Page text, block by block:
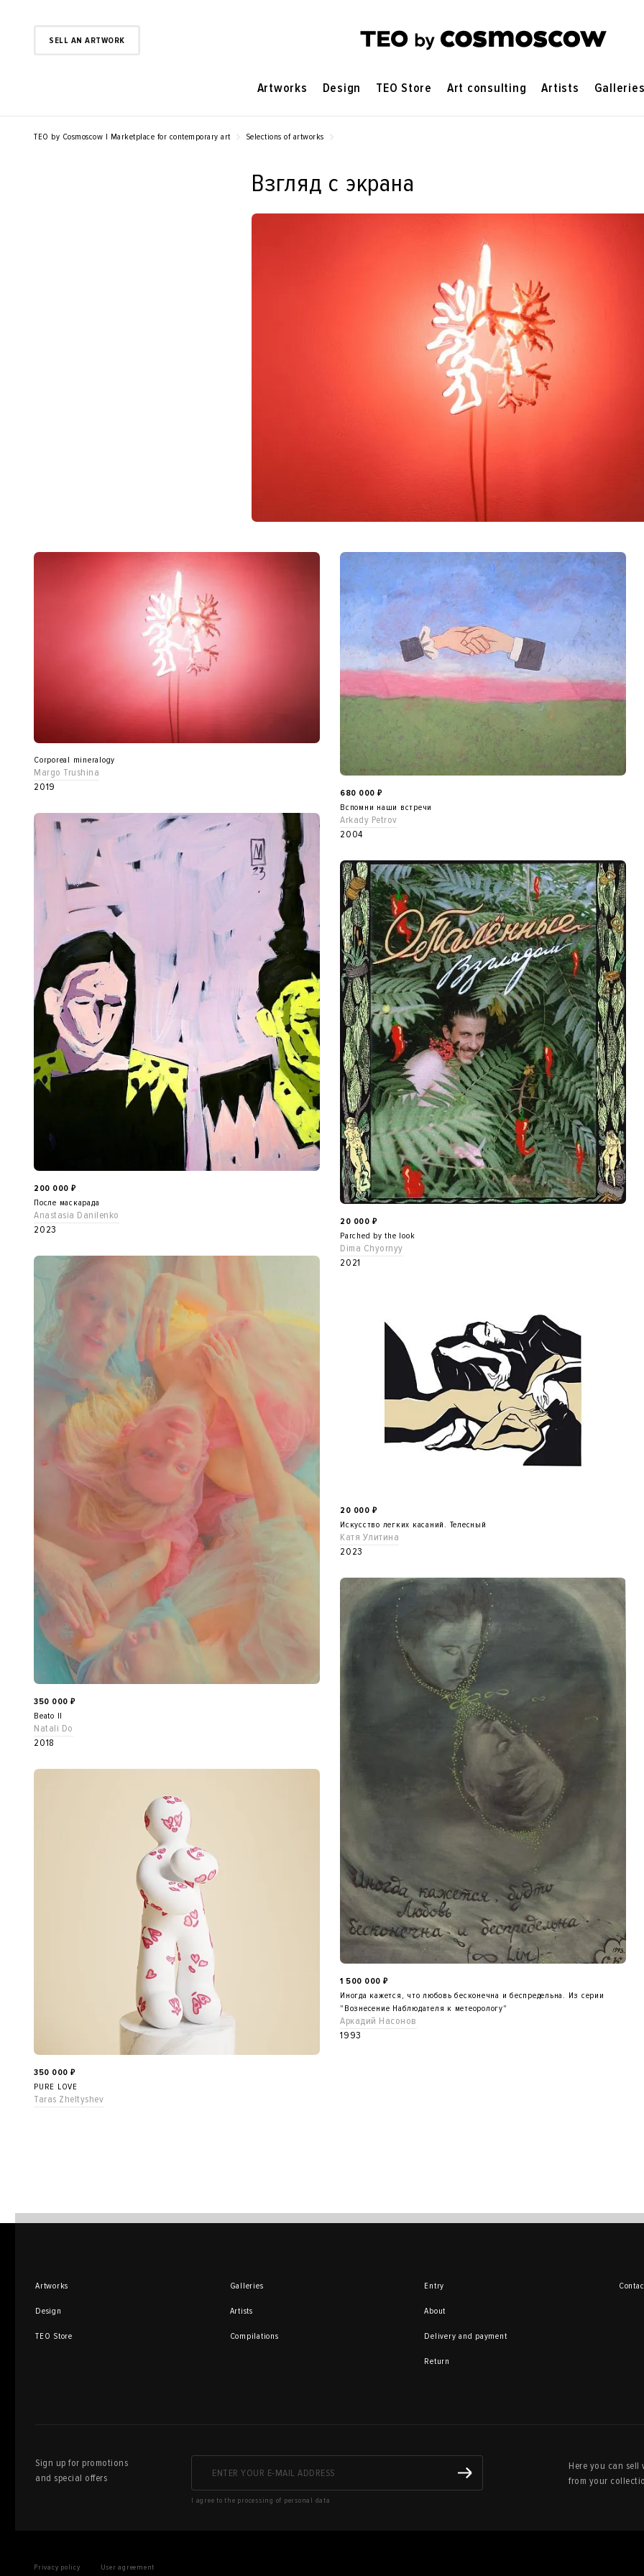
SELL AN ARTWORK
Artworks Design TEO Store Art consulting Artists
TEO by Cosmoscow | Marketplace for contemporary art Selections of artworks
Взгляд с экрана
Corporeal mineralogy
Margo Trushina
2019
200 000 ₽
После маскарада
Anastasia Danilenko
2023
350 000 ₽
Beato II
Natali Do
2018
350 000 ₽
PURE LOVE
Taras Zheltyshev
680 000 ₽
Вспомни наши встречи
Arkady Petrov
2004
20 000 ₽
Parched by the look
Dima Chyornyy
2021
20 000 ₽
Искусство легких касаний. Телесный
Катя Улитина
2023
1 500 000 ₽
Иногда кажется, что любовь бесконечна и беспредельна. Из серии
"Вознесение Наблюдателя к метеорологу"
Аркадий Насонов
1993
Artworks
Design
TEO Store
Galleries
Artists
Compilations
Entry
About
Delivery and payment
Return
Sign up for promotions
and special offers
I agree to the processing of personal data
Here you can sell
from your
Privacy policy User agreement